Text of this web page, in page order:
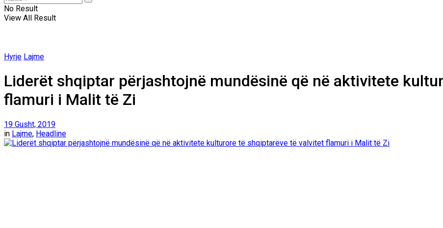
No Result
View All Result
Hyrje Lajme
Liderët shqiptar përjashtojnë mundësinë që në aktivitete
flamuri i Malit të Zi
19 Gusht, 2019
in Lajme, Headline